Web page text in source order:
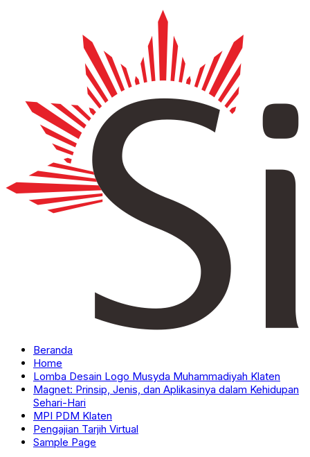
Beranda
Home
Lomba Desain Logo Musyda Muhammadiyah Klaten
Magnet: Prinsip, Jenis, dan Aplikasinya dalam Kehidupan
Sehari-Hari
MPI PDM Klaten
Pengajian Tarjih Virtual
Sample Page